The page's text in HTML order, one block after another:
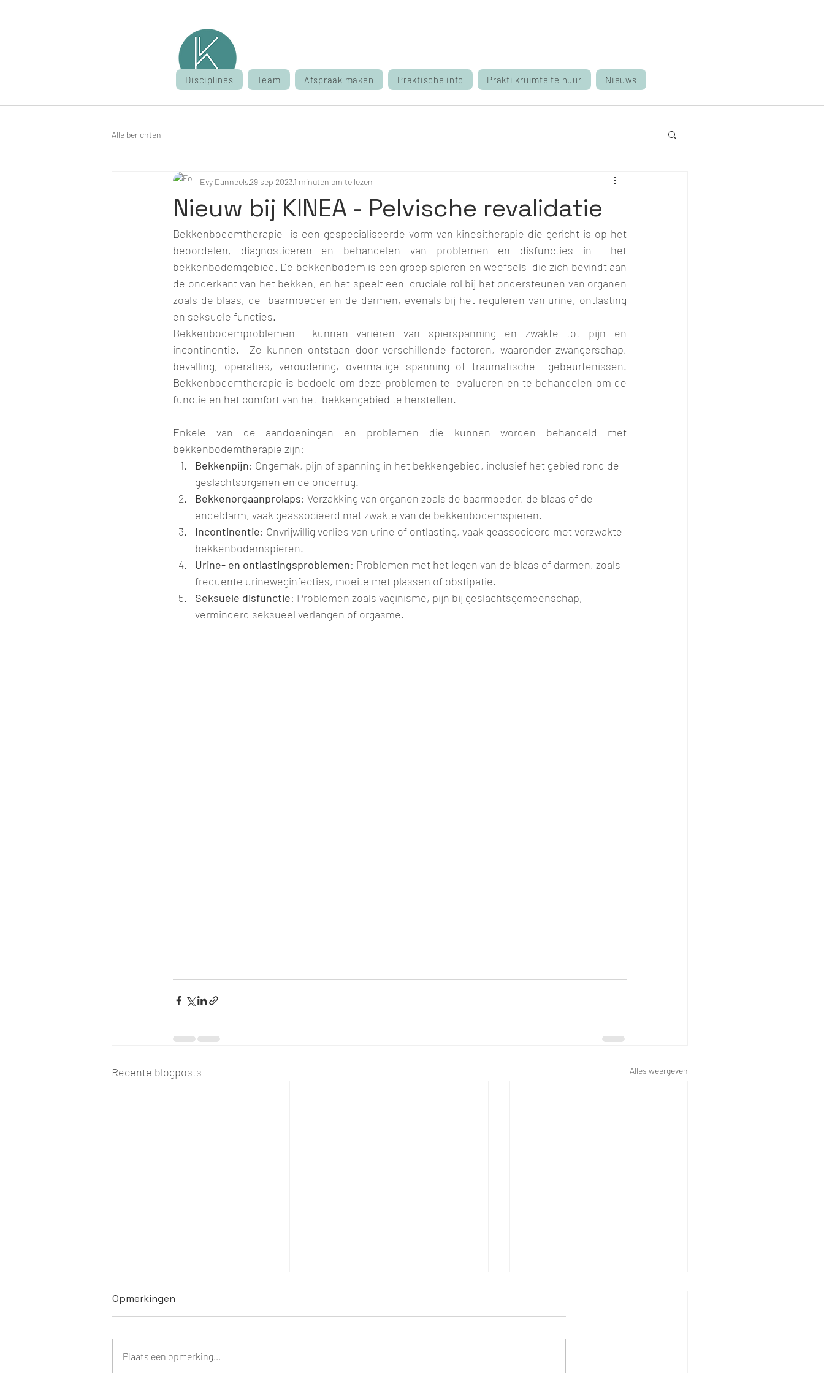
Disciplines Team Afspraak maken Praktische info Praktijkruimte te huur Nieuws
Alle berichten
Nieuw bij KINEA - Pelvische revalidatie
Evy Danneels29 sep 20231 minuten om te lezen
Bekkenbodemtherapie  is een gespecialiseerde vorm van kinesitherapie die gericht is op het
beoordelen, diagnosticeren en behandelen van problemen en disfuncties in  het
bekkenbodemgebied. De bekkenbodem is een groep spieren en weefsels  die zich bevindt aan
de onderkant van het bekken, en het speelt een  cruciale rol bij het ondersteunen van organen
zoals de blaas, de  baarmoeder en de darmen, evenals bij het reguleren van urine, ontlasting
en seksuele functies.
Bekkenbodemproblemen  kunnen variëren van spierspanning en zwakte tot pijn en
incontinentie.  Ze kunnen ontstaan door verschillende factoren, waaronder zwangerschap,
bevalling, operaties, veroudering, overmatige spanning of traumatische  gebeurtenissen.
Bekkenbodemtherapie is bedoeld om deze problemen te  evalueren en te behandelen om de
functie en het comfort van het  bekkengebied te herstellen.
Enkele van de aandoeningen en problemen die kunnen worden behandeld met
bekkenbodemtherapie zijn:
Bekkenpijn: Ongemak, pijn of spanning in het bekkengebied, inclusief het gebied rond de
geslachtsorganen en de onderrug.
Bekkenorgaanprolaps: Verzakking van organen zoals de baarmoeder, de blaas of de
endeldarm, vaak geassocieerd met zwakte van de bekkenbodemspieren.
Incontinentie: Onvrijwillig verlies van urine of ontlasting, vaak geassocieerd met verzwakte
bekkenbodemspieren.
Urine- en ontlastingsproblemen: Problemen met het legen van de blaas of darmen, zoals
frequente urineweginfecties, moeite met plassen of obstipatie.
Seksuele disfunctie: Problemen zoals vaginisme, pijn bij geslachtsgemeenschap,
verminderd seksueel verlangen of orgasme.
Recente blogposts Alles weergeven
Opmerkingen
Plaats een opmerking...